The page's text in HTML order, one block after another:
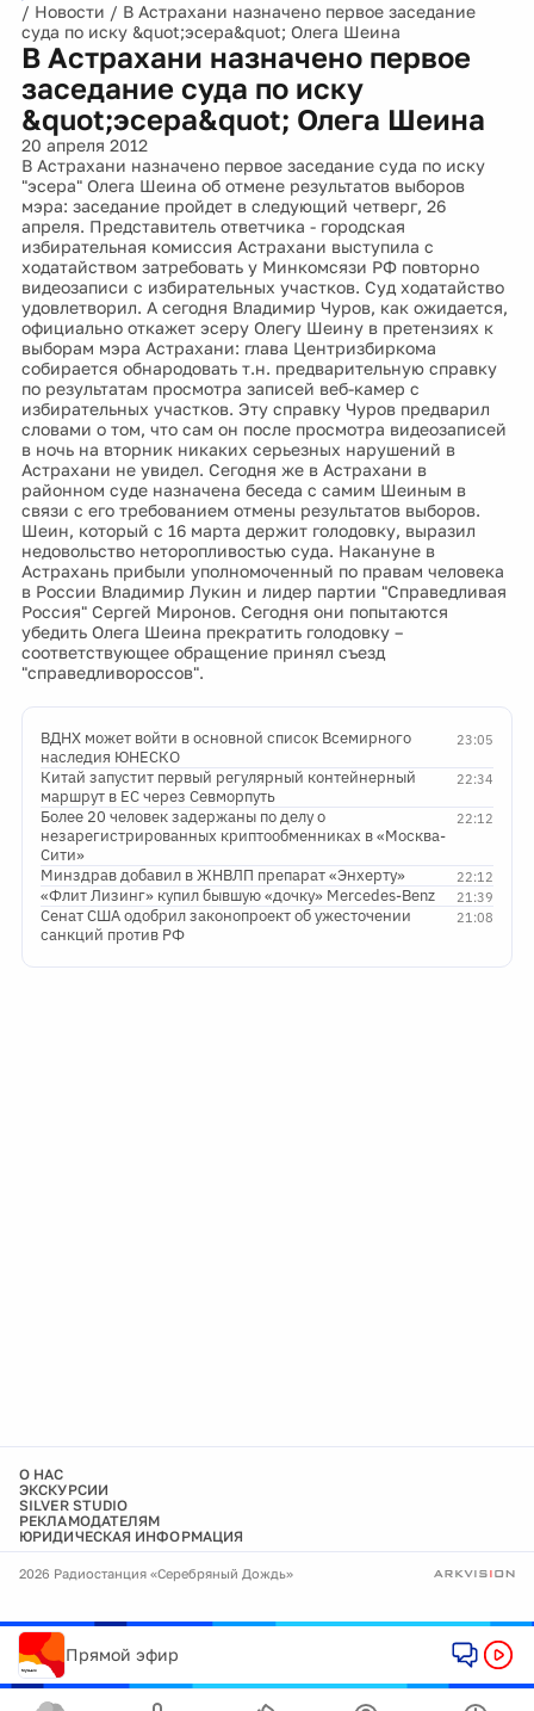
/ Новости / В Астрахани назначено первое заседание
суда по иску &quot;эсера&quot; Олега Шеина
В Астрахани назначено первое
заседание суда по иску
&quot;эсера&quot; Олега Шеина
20 апреля 2012
В Астрахани назначено первое заседание суда по иску
"эсера" Олега Шеина об отмене результатов выборов
мэра: заседание пройдет в следующий четверг, 26
апреля. Представитель ответчика - городская
избирательная комиссия Астрахани выступила с
ходатайством затребовать у Минкомсязи РФ повторно
видеозаписи с избирательных участков. Суд ходатайство
удовлетворил. А сегодня Владимир Чуров, как ожидается,
официально откажет эсеру Олегу Шеину в претензиях к
выборам мэра Астрахани: глава Центризбиркома
собирается обнародовать т.н. предварительную справку
по результатам просмотра записей веб-камер с
избирательных участков. Эту справку Чуров предварил
словами о том, что сам он после просмотра видеозаписей
в ночь на вторник никаких серьезных нарушений в
Астрахани не увидел. Сегодня же в Астрахани в
районном суде назначена беседа с самим Шеиным в
связи с его требованием отмены результатов выборов.
Шеин, который с 16 марта держит голодовку, выразил
недовольство неторопливостью суда. Накануне в
Астрахань прибыли уполномоченный по правам человека
в России Владимир Лукин и лидер партии "Справедливая
Россия" Сергей Миронов. Сегодня они попытаются
убедить Олега Шеина прекратить голодовку –
соответствующее обращение принял съезд
"справедливороссов".
23:05
ВДНХ может войти в основной список Всемирного
наследия ЮНЕСКО
22:34
Китай запустит первый регулярный контейнерный
маршрут в ЕС через Севморпуть
22:12
Более 20 человек задержаны по делу о
незарегистрированных криптообменниках в «Москва-
Сити»
22:12
Минздрав добавил в ЖНВЛП препарат «Энхерту»
21:39
«Флит Лизинг» купил бывшую «дочку» Mercedes-Benz
21:08
Сенат США одобрил законопроект об ужесточении
санкций против РФ
О НАС
ЭКСКУРСИИ
SILVER STUDIO
РЕКЛАМОДАТЕЛЯМ
ЮРИДИЧЕСКАЯ ИНФОРМАЦИЯ
2026 Радиостанция «Серебряный Дождь»
Прямой эфир